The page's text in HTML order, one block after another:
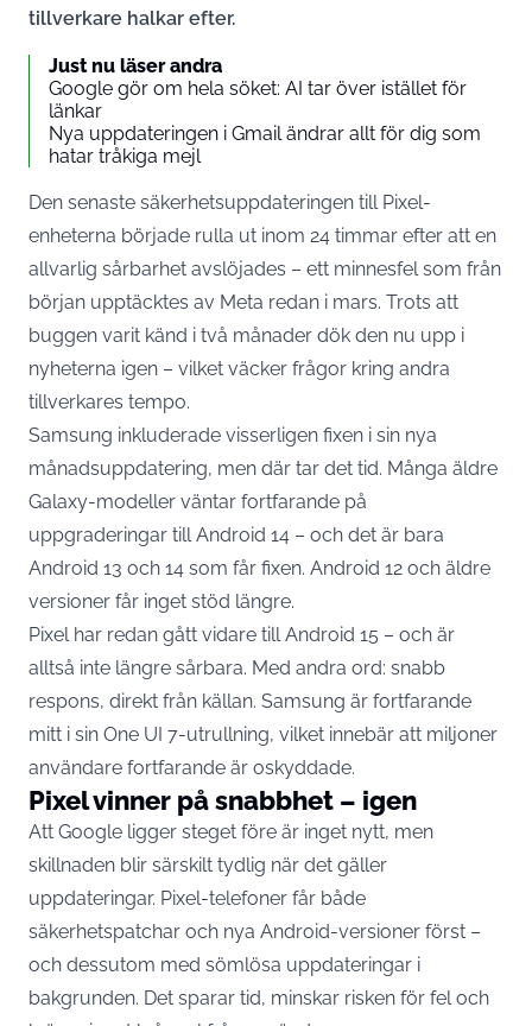
tillverkare halkar efter.
Just nu läser andra
Google gör om hela söket: AI tar över istället för
länkar
Nya uppdateringen i Gmail ändrar allt för dig som
hatar tråkiga mejl
Den senaste säkerhetsuppdateringen till Pixel-
enheterna började rulla ut inom 24 timmar efter att en
allvarlig sårbarhet avslöjades – ett minnesfel som från
början upptäcktes av Meta redan i mars. Trots att
buggen varit känd i två månader dök den nu upp i
nyheterna igen – vilket väcker frågor kring andra
tillverkares tempo.
Samsung inkluderade visserligen fixen i sin nya
månadsuppdatering, men där tar det tid. Många äldre
Galaxy-modeller väntar fortfarande på
uppgraderingar tillAndroid 14 – och det är bara
Android 13 och 14 som får fixen. Android 12 och äldre
versioner får inget stöd längre.
Pixel har redan gått vidare till Android 15 – och är
alltså inte längre sårbara. Med andra ord: snabb
respons, direkt från källan. Samsung är fortfarande
mitt i sin One UI 7-utrullning, vilket innebär att miljoner
användare fortfarande är oskyddade.
Pixel vinner på snabbhet – igen
Att Google ligger steget före är inget nytt, men
skillnaden blir särskilt tydlig när det gäller
uppdateringar. Pixel-telefoner får både
säkerhetspatchar och nya Android-versioner först –
och dessutom med sömlösa uppdateringar i
bakgrunden. Det sparar tid, minskar risken för fel och